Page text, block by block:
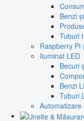
Benzi
Tuburi
Raspberry Pi
Iluminat LED
Becuri
Benzi
Tuburi
Automatizare